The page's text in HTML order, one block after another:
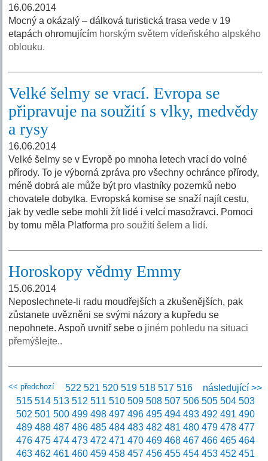
16.06.2014
Mocný a okázalý – dálková turistická trasa vede v 19
etapách ohromujícím horským světem vídeňského alpského
oblouku.
Velké šelmy se vrací. Evropa se
připravuje na soužití s vlky, medvědy
a rysy
16.06.2014
Velké šelmy se v Evropě po mnoha letech vrací do volné
přírody. To je výborná zpráva pro všechny ochránce přírody,
méně dobrá ale může být pro vlastníky pozemků nebo
chovatele dobytka. Evropská komise se snaží najít cestu,
jak by vedle sebe mohli žít lidé i velcí masožravci. Pomoci
by tomu měla Platforma pro soužití šelem a lidí.
Horoskopy vědmy Emmy
15.06.2014
Neposlechnete-li radu moudřejších a zkušenějších, pak
zůstanete uvězněni se svými názory a kupředu se
nepohnete. Aspoň uvnitř sebe o jiném pohledu na situaci
přemýšlejte..
<< předchozí následující >>
522 521 520 519 518 517 516
515 514 513 512 511 510 509 508 507 506 505 504 503
502 501 500 499 498 497 496 495 494 493 492 491 490
489 488 487 486 485 484 483 482 481 480 479 478 477
476 475 474 473 472 471 470 469 468 467 466 465 464
463 462 461 460 459 458 457 456 455 454 453 452 451